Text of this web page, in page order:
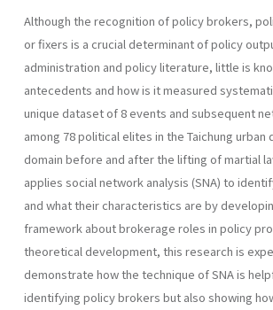
Although the recognition of policy brokers,
or fixers is a crucial determinant of policy
administration and policy literature, little is
antecedents and how is it measured
unique dataset of 8 events and subsequent
among 78 political elites in the Taichung
domain before and after the lifting of martial
applies social network analysis (SNA) to
and what their characteristics are by
framework about brokerage roles in policy
theoretical development, this research is
demonstrate how the technique of SNA is
identifying policy brokers but also showing